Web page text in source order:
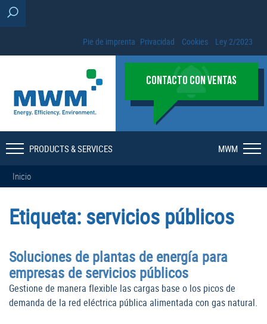
Pie de imprenta Privacidad Cookies Ley 2/2023
CONTACTO CON VENTAS
PRODUCTS & SERVICES MWM
Inicio
Etiqueta:servicios públicos
Soluciones de plantas de energía para
empresas de servicios públicos
Gestione de manera flexible las cargas base o los picos de
demanda de la red eléctrica pública alimentada con gas natural.